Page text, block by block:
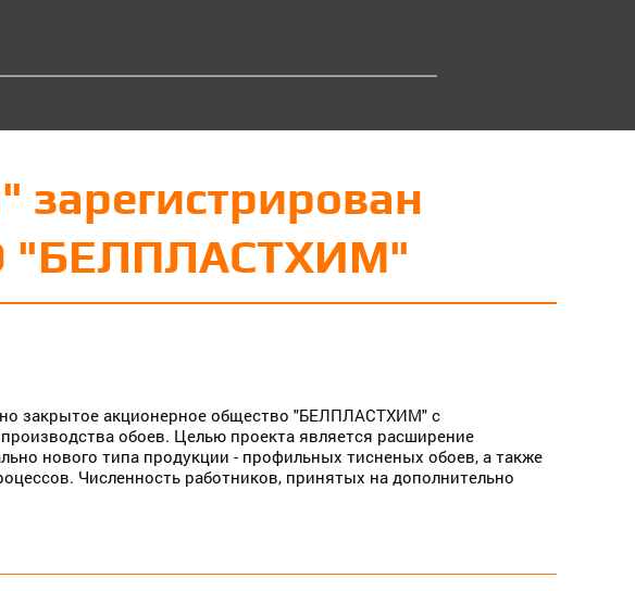
зарегистрирован
"БЕЛПЛАСТХИМ"
закрытое акционерное общество "БЕЛПЛАСТХИМ" с
обоев. Целью проекта является расширение
нового типа продукции - профильных тисненых обоев, а также
Численность работников, принятых на дополнительно